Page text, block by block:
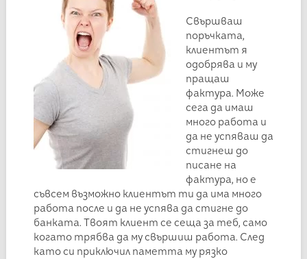
Свършваш
поръчката,
клиентът я
одобрява и му
пращаш
фактура. Може
сега да имаш
много работа и
да не успяваш да
стигнеш до
писане на
фактура, но е
съвсем възможно клиентът ти да има много
работа после и да не успява да стигне до
банката. Твоят клиент се сеща за теб, само
когато трябва да му свършиш работа. След
като си приключил паметта му рязко